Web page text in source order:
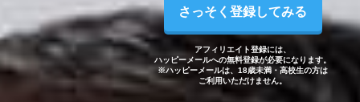
さっそく登録してみる
アフィリエイト登録には、
ハッピーメールへの無料登録が必要になります。
※ハッピーメールは、18歳未満・高校生の方は
ご利用いただけません。